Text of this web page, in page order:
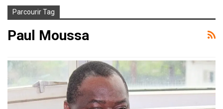
Parcourir Tag
Paul Moussa